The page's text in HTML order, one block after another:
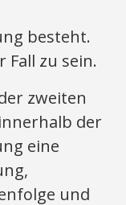
besteht.
Fall zu sein.
zweiten
der
eine
und